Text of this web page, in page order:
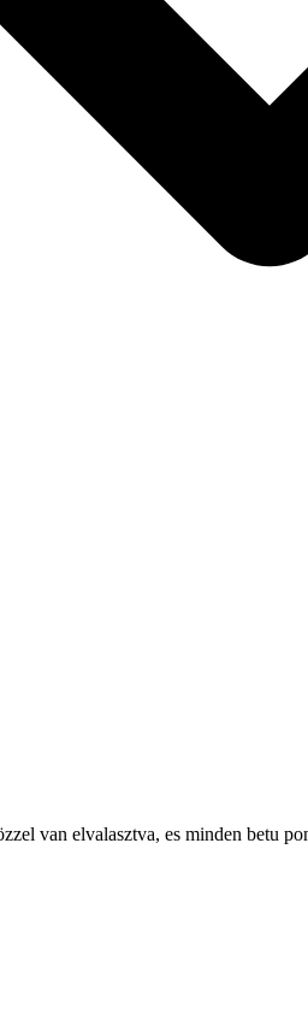
van elvalasztva, es minden betu